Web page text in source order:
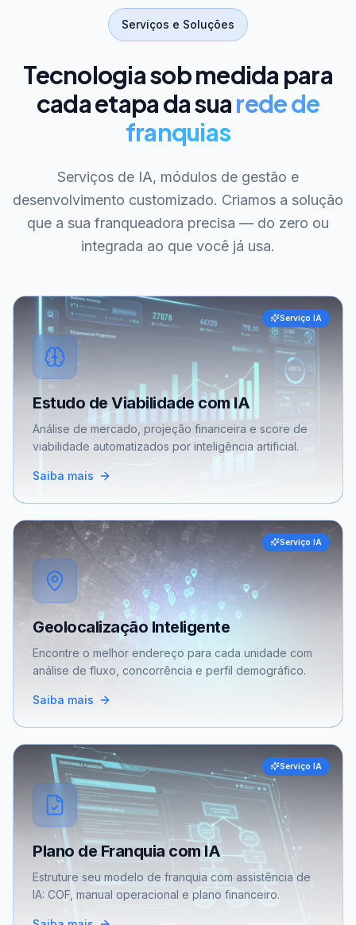
Serviços e Soluções
Tecnologia sob medida para
cada etapa da suarede de
franquias
Serviços de IA, módulos de gestão e
desenvolvimento customizado. Criamos a solução
que a sua franqueadora precisa — do zero ou
integrada ao que você já usa.
Serviço IA
Estudo de Viabilidade com IA
Análise de mercado, projeção financeira e score de
viabilidade automatizados por inteligência artificial.
Saiba mais
Serviço IA
Geolocalização Inteligente
Encontre o melhor endereço para cada unidade com
análise de fluxo, concorrência e perfil demográfico.
Saiba mais
Serviço IA
Plano de Franquia com IA
Estruture seu modelo de franquia com assistência de
IA: COF, manual operacional e plano financeiro.